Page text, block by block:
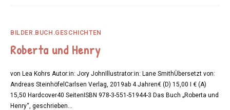
BILDER.BUCH.GESCHICHTEN
Roberta und Henry
von Lea Kohrs Autor:in: Jory JohnIllustrator:in: Lane SmithÜbersetzt von:
Andreas SteinhöfelCarlsen Verlag, 2019ab 4 Jahren€ (D) 15,00 I € (A)
15,50 Hardcover40 SeitenISBN 978-3-551-51944-3 Das Buch „Roberta und
Henry“, geschrieben…